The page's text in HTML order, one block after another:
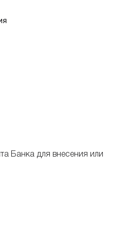
Банка для внесения или